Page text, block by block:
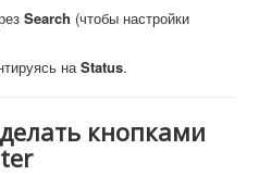
Search (чтобы настройки
наStatus.
кнопками